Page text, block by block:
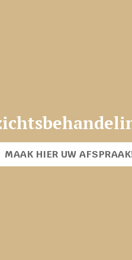
MAAK HIER UW